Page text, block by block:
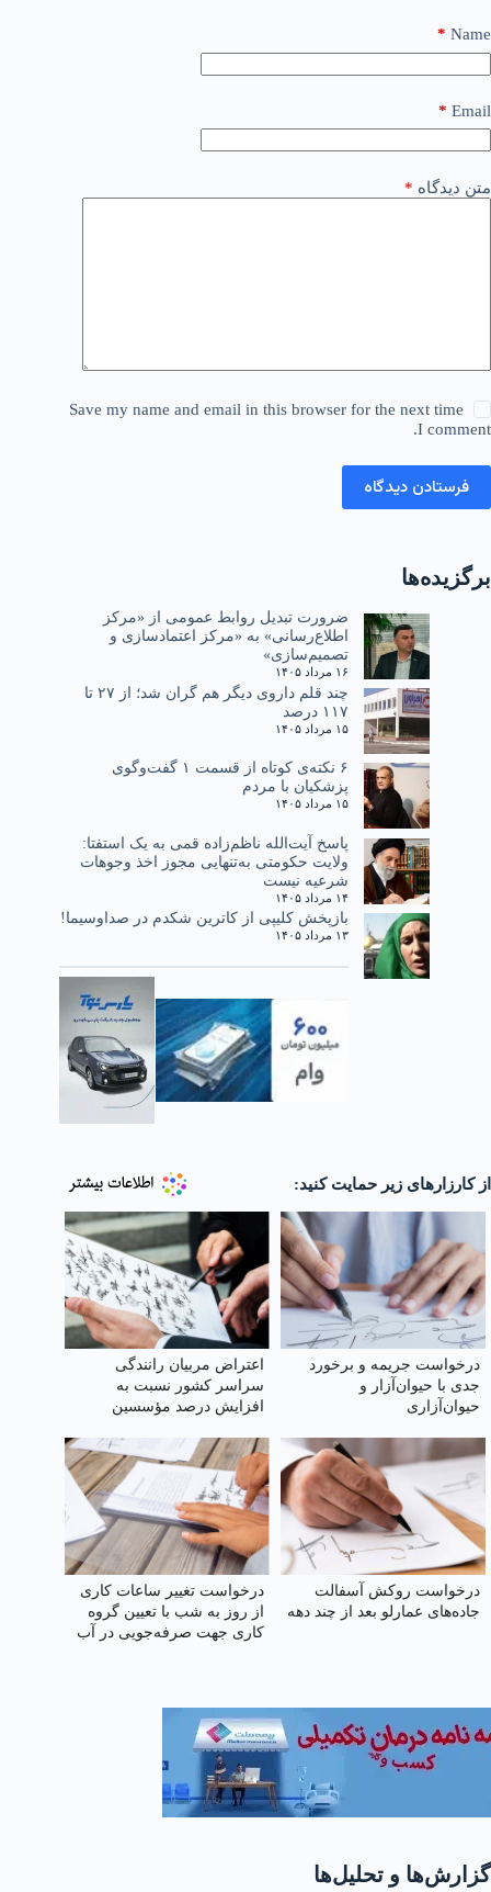
Name
*
Email
*
متن دیدگاه *
Save my name and email in this browser for the next time
I comment.
فرستادن دیدگاه
برگزیده‌ها
ضرورت تبدیل روابط عمومی از «مرکز
اطلاع‌رسانی» به «مرکز اعتمادسازی و
تصمیم‌سازی»
۱۶ مرداد ۱۴۰۵
چند قلم داروی دیگر هم گران شد؛ از ۲۷ تا
۱۱۷ درصد
۱۵ مرداد ۱۴۰۵
۶ نکته‌ی کوتاه از قسمت ۱ گفت‌وگوی
پزشکیان با مردم
۱۵ مرداد ۱۴۰۵
پاسخ آیت‌الله ناظم‌زاده قمی به یک استفتا:
ولایت حکومتی به‌تنهایی مجوز اخذ وجوهات
شرعیه نیست
۱۴ مرداد ۱۴۰۵
بازپخش کلیپی از کاترین شکدم در صداوسیما!
۱۳ مرداد ۱۴۰۵
از کارزارهای زیر حمایت کنید:
درخواست جریمه و برخورد
جدی با حیوان‌آزار و
حیوان‌آزاری
اعتراض مربیان رانندگی
سراسر کشور نسبت به
افزایش درصد مؤسسین
۲۸٪
درخواست روکش آسفالت
جاده‌های عمارلو بعد از چند دهه
درخواست تغییر ساعات کاری
از روز به شب با تعیین گروه
کاری جهت صرفه‌جویی در آب
گزارش‌ها و تحلیل‌ها